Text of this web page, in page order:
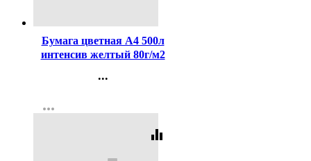
Бумага цветная А4 500л
интенсив желтый 80г/м2
...
Регистрация
more_horiz
equalizer